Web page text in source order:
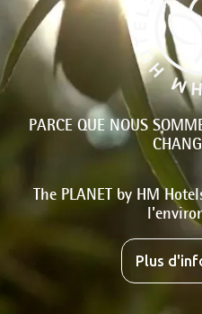
PARCE QUE NOUS
The PLANET by HM
Plus